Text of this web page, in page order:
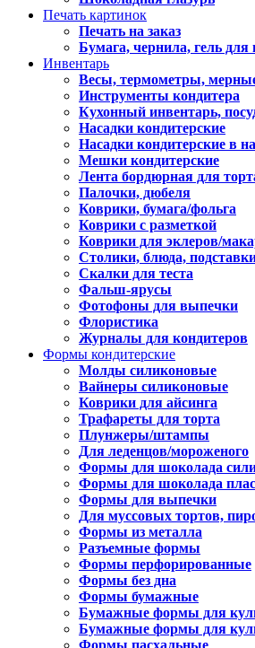
Печать картинок
Печать на заказ
Бумага, чернила, гель для
Инвентарь
Весы, термометры,
Инструменты кондитера
Кухонный инвентарь,
Насадки кондитерские
Насадки кондитерские в
Мешки кондитерские
Лента бордюрная для
Палочки, дюбеля
Коврики, бумага/фольга
Коврики с разметкой
Коврики для эклеров/
Столики, блюда,
Скалки для теста
Фальш-ярусы
Фотофоны для выпечки
Флористика
Журналы для кондитеров
Формы кондитерские
Молды силиконовые
Вайнеры силиконовые
Коврики для айсинга
Трафареты для торта
Плунжеры/штампы
Для леденцов/мороженого
Формы для шоколада
Формы для шоколада
Формы для выпечки
Для муссовых тортов,
Формы из металла
Разъемные формы
Формы перфорированные
Формы без дна
Формы бумажные
Бумажные формы для
Бумажные формы для
Формы пасхальные